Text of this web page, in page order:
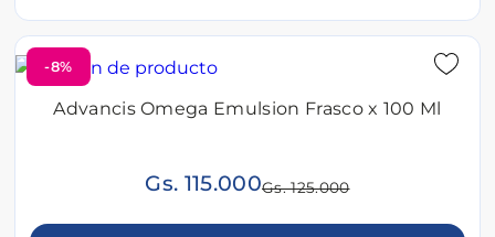
-8%
Advancis Omega Emulsion Frasco x 100 Ml
Gs. 115.000Gs. 125.000